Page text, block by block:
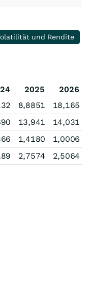
und Rendite
2025
2026
8,8851
18,165
13,941
14,031
1,4180
1,0006
2,7574 2,5064